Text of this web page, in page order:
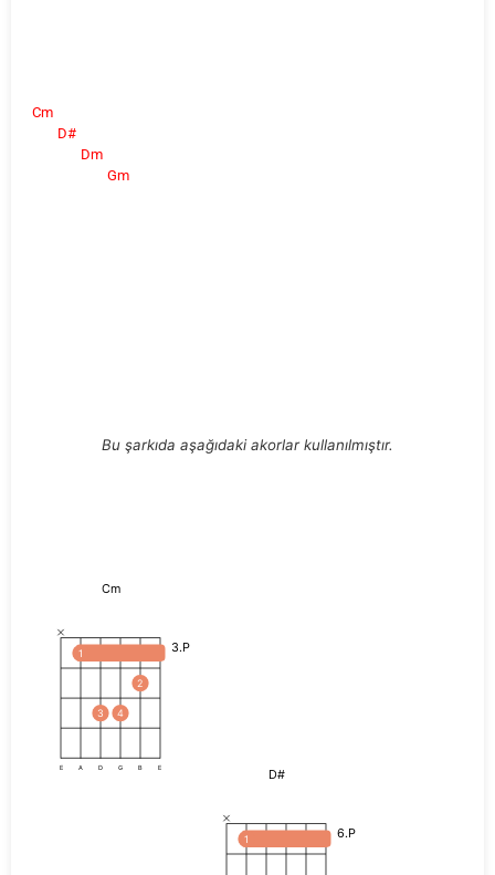
Cm
D#
Dm
Gm
Bu şarkıda aşağıdaki akorlar kullanılmıştır.
Cm
3.P
1
3 4
2
E A D G B E D#
6.P
1